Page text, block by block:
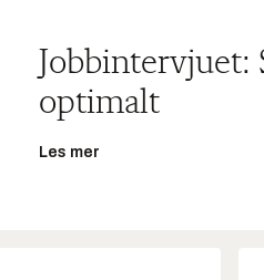
optimalt
Les mer